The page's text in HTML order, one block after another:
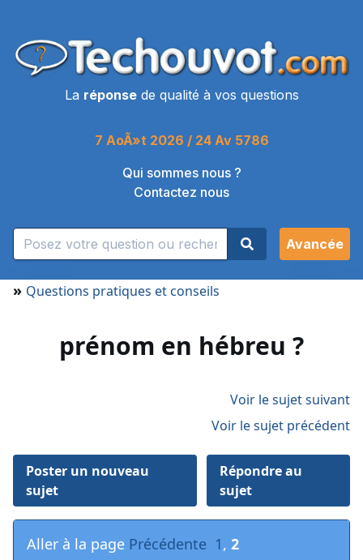
La réponsede qualité à vos questions
7 AoÃ»t 2026 / 24 Av 5786
Qui sommes nous ?
Contactez nous
Avancée
» Questions pratiques et conseils
prénom en hébreu ?
Voir le sujet suivant
Voir le sujet précédent
Poster un nouveau
sujet
Répondre au
sujet
Aller à la page Précédente 1, 2